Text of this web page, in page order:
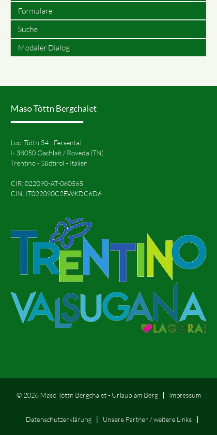
Formulare
Suche
Modaler Dialog
Maso Tòttn Bergchalet
Loc. Tòttn 34 - Fersental
I- 38050 Oachlait / Roveda (TN)
Trentino - Südtirol - Italien
CIR: 022090-AT-060565
CIN: IT022090C2EWKDC6D6
© 2026 Maso Tòttn Bergchalet - Urlaub am Berg Impressum
Datenschutzerklärung Unsere Partner / weitere Links